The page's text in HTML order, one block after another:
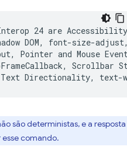
24 are Accessibility,
DOM, font-size-adjust,
Pointer and Mouse
Scrollbar
são deterministas, e a resposta
comando.